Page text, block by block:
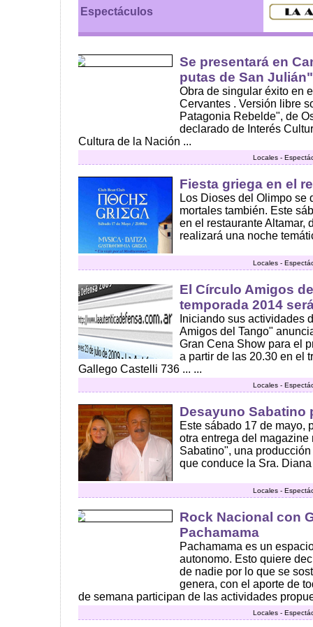
Espectáculos
Se presentará en
putas de San Julián"
Obra de singular éxito en
Cervantes . Versión libre
Patagonia Rebelde", de
declarado de Interés
Cultura de la Nación ...
Locales -
Fiesta griega en el
Los Dioses del Olimpo se
mortales también. Este
en el restaurante Altamar,
realizará una noche
Locales -
El Círculo Amigos
temporada 2014
Iniciando sus actividades
Amigos del Tango"
Gran Cena Show para el
a partir de las 20.30 en el
Gallego Castelli 736 ... ...
Locales -
Desayuno Sabatino
Este sábado 17 de mayo,
otra entrega del
Sabatino", una
que conduce la Sra.
Locales -
Rock Nacional con
Pachamama
Pachamama es un
autonomo. Esto quiere
de nadie por lo que se
genera, con el aporte de
de semana participan de las actividades
Locales -